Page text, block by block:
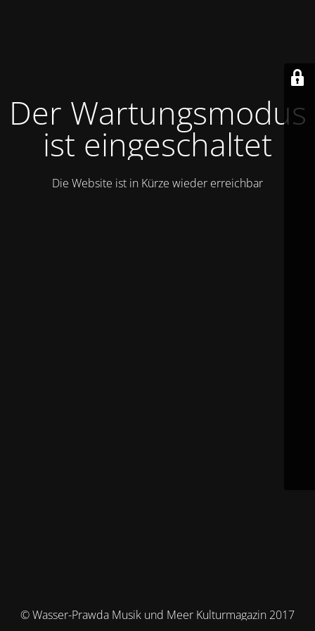
Der Wartungsmodus
ist eingeschaltet
Die Website ist in Kürze wieder erreichbar
© Wasser-Prawda Musik und Meer Kulturmagazin 2017